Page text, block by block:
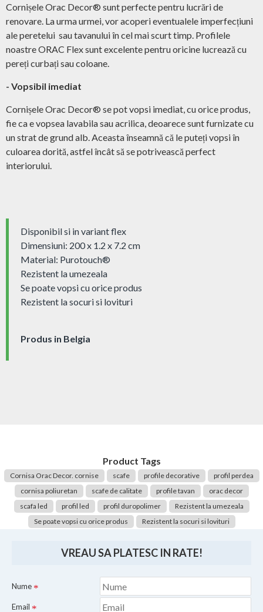
Cornișele Orac Decor® sunt perfecte pentru lucrări de
renovare. La urma urmei, vor acoperi eventualele imperfecțiuni
ale peretelui sau tavanului în cel mai scurt timp. Profilele
noastre ORAC Flex sunt excelente pentru oricine lucrează cu
pereți curbați sau coloane.
- Vopsibil imediat
Cornișele Orac Decor® se pot vopsi imediat, cu orice produs,
fie ca e vopsea lavabila sau acrilica, deoarece sunt furnizate cu
un strat de grund alb. Aceasta înseamnă că le puteți vopsi în
culoarea dorită, astfel încât să se potrivească perfect
interiorului.
Disponibil si in variant flex
Dimensiuni: 200 x 1.2 x 7.2 cm
Material: Purotouch®
Rezistent la umezeala
Se poate vopsi cu orice produs
Rezistent la socuri si lovituri
Produs in Belgia
Product Tags
Cornisa Orac Decor. cornise scafe profile decorative
profil perdea
cornisa poliuretan
scafe de calitate profile tavan
orac decor
scafa led
profil led profil duropolimer
Rezistent la umezeala
Se poate vopsi cu orice produs
Rezistent la socuri si lovituri
VREAU SA PLATESC IN RATE!
Nume
Email